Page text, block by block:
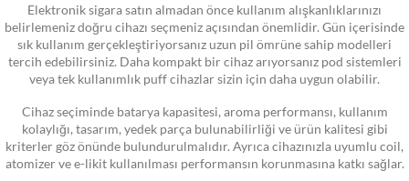
Elektronik sigara satın almadan önce kullanım alışkanlıklarınızı
belirlemeniz doğru cihazı seçmeniz açısından önemlidir. Gün içerisinde
sık kullanım gerçekleştiriyorsanız uzun pil ömrüne sahip modelleri
tercih edebilirsiniz. Daha kompakt bir cihaz arıyorsanız pod sistemleri
veya tek kullanımlık puff cihazlar sizin için daha uygun olabilir.
Cihaz seçiminde batarya kapasitesi, aroma performansı, kullanım
kolaylığı, tasarım, yedek parça bulunabilirliği ve ürün kalitesi gibi
kriterler göz önünde bulundurulmalıdır. Ayrıca cihazınızla uyumlu coil,
atomizer ve e-likit kullanılması performansın korunmasına katkı sağlar.